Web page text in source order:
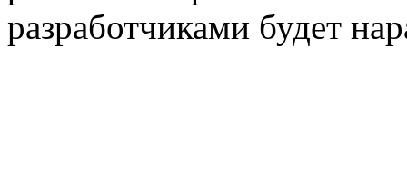
разработчиками будет